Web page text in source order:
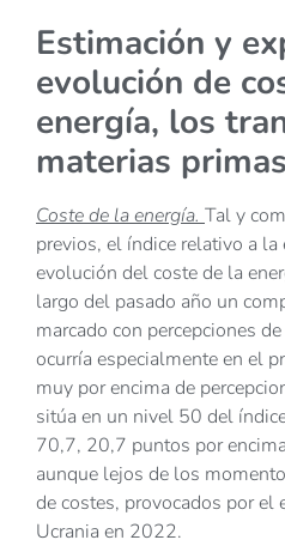
Estimación y
evolución de
energía, los
materias primas
Coste de la energía. Tal y
previos, el índice relativo a
evolución del coste de la
largo del pasado año un
marcado con percepciones
ocurría especialmente en el
muy por encima de
sitúa en un nivel 50 del
70,7, 20,7 puntos por
aunque lejos de los
de costes, provocados por el
Ucrania en 2022.